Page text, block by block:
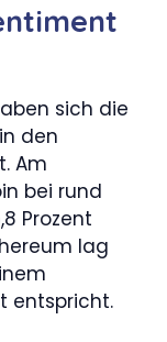
sich die
den
Am
bei rund
Prozent
lag
entspricht.